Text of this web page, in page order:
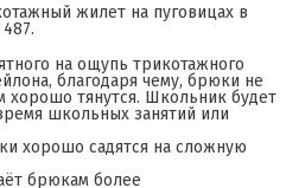
жилет на пуговицах в
на ощупь трикотажного
благодаря чему, брюки не
хорошо тянутся. Школьник будет
школьных занятий или
хорошо садятся на сложную
брюкам более